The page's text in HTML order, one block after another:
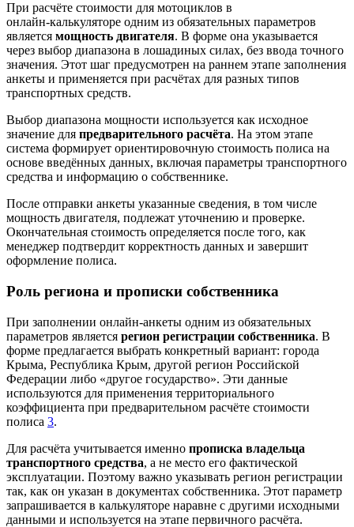
При расчёте стоимости для мотоциклов в
онлайн‑калькуляторе одним из обязательных параметров
является мощность двигателя. В форме она указывается
через выбор диапазона в лошадиных силах, без ввода точного
значения. Этот шаг предусмотрен на раннем этапе заполнения
анкеты и применяется при расчётах для разных типов
транспортных средств.
Выбор диапазона мощности используется как исходное
значение для предварительного расчёта. На этом этапе
система формирует ориентировочную стоимость полиса на
основе введённых данных, включая параметры транспортного
средства и информацию о собственнике.
После отправки анкеты указанные сведения, в том числе
мощность двигателя, подлежат уточнению и проверке.
Окончательная стоимость определяется после того, как
менеджер подтвердит корректность данных и завершит
оформление полиса.
Роль региона и прописки собственника
При заполнении онлайн‑анкеты одним из обязательных
параметров является регион регистрации собственника. В
форме предлагается выбрать конкретный вариант: города
Крыма, Республика Крым, другой регион Российской
Федерации либо «другое государство». Эти данные
используются для применения территориального
коэффициента при предварительном расчёте стоимости
полиса 3.
Для расчёта учитывается именно прописка владельца
транспортного средства, а не место его фактической
эксплуатации. Поэтому важно указывать регион регистрации
так, как он указан в документах собственника. Этот параметр
запрашивается в калькуляторе наравне с другими исходными
данными и используется на этапе первичного расчёта.